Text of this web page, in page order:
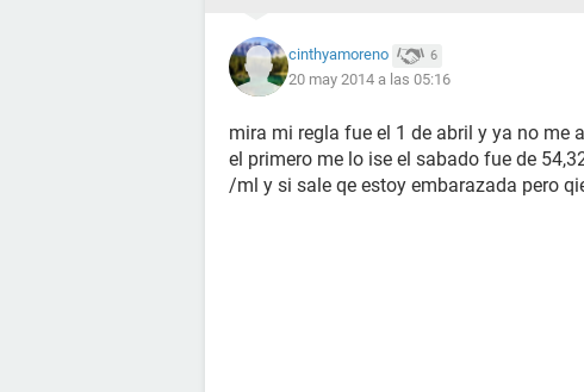
cinthyamoreno 6
20 may 2014 a las 05:16
mira mi regla fue el 1 de abril y ya no me
el primero me lo ise el sabado fue de
/ml y si sale qe estoy embarazada pero